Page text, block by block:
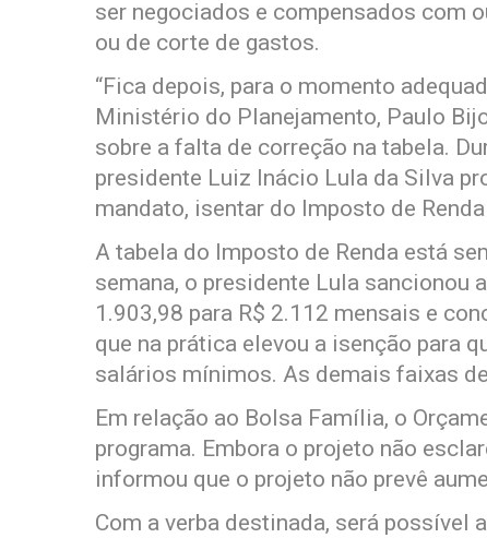
ser negociados e compensados com
ou de corte de gastos.
“Fica depois, para o momento
Ministério do Planejamento, Paulo
sobre a falta de correção na tabela.
presidente Luiz Inácio Lula da Silva
mandato, isentar do Imposto de
A tabela do Imposto de Renda está
semana, o presidente Lula sancionou
1.903,98 para R$ 2.112 mensais e
que na prática elevou a isenção para
salários mínimos. As demais faixas
Em relação ao Bolsa Família, o
programa. Embora o projeto não
informou que o projeto não prevê
Com a verba destinada, será